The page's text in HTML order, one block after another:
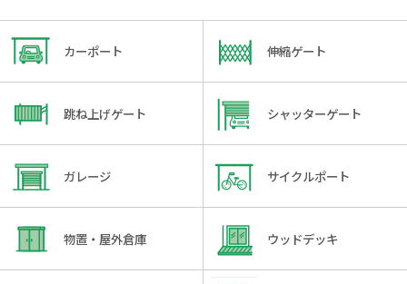
カーポート 伸縮ゲート
跳ね上げゲート シャッターゲート
ガレージ サイクルポート
物置・屋外倉庫 ウッドデッキ